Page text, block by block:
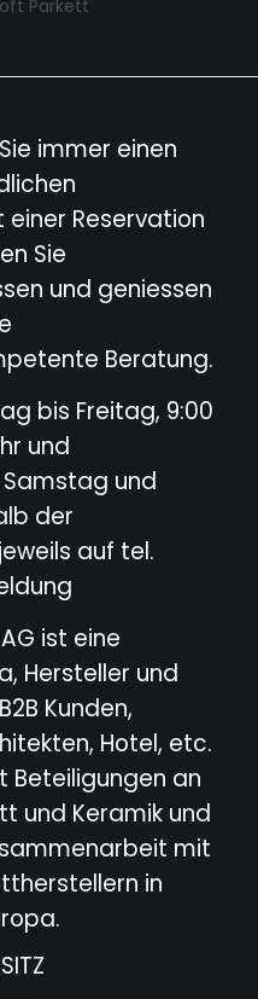
immer einen
Reservation
Sie
und geniessen
Beratung.
bis Freitag, 9:00
und
Samstag und
der
auf tel.
ist eine
Hersteller und
Kunden,
Hotel, etc.
Beteiligungen an
und Keramik und
mit
in